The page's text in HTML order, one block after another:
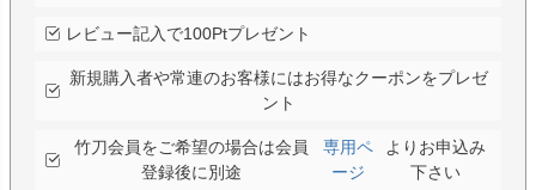
レビュー記入で100Ptプレゼント
新規購入者や常連のお客様にはお得なクーポンをプレゼ
ント
竹刀会員をご希望の場合は会員
登録後に別途
専用ペ
ージ
よりお申込み
下さい